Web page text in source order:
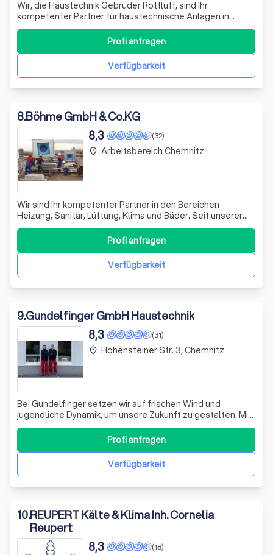
Wir, die Haustechnik Gebrüder Rottluff, sind Ihr
kompetenter Partner für haustechnische Anlagen in
Chemnitz. Mit über 100 Jahren Erfahrung kombinieren wir
traditionelles Handwerk mit innovativen und nachhaltigen
Lösungen. Unser engagiertes Team aus Fachleuten plant
und installiert moderne Heizungsan
Verfügbarkeit
Profi anfragen
8.Böhme GmbH & Co.KG
(32)
8,3
Wir sind Ihr kompetenter Partner in den Bereichen
Heizung, Sanitär, Lüftung, Klima und Bäder. Seit unserer
Gründung im März 1990 haben wir uns einen
hervorragenden Ruf erarbeitet, der auf Qualität und
Zuverlässigkeit basiert. Unsere Expertise erstreckt sich
über eine Vielzahl von Projekten, von Einf
Verfügbarkeit
Profi anfragen
place Arbeitsbereich Chemnitz
9.Gundelfinger GmbH Haustechnik
(31)
8,3
Bei Gundelfinger setzen wir auf frischen Wind und
jugendliche Dynamik, um unsere Zukunft zu gestalten. Mit
Stolz dürfen wir unsere beiden neuen Azubis, Tim Hietel
und Tim Elbel, vorstellen, die beide nicht nur durch ihre
Namen, sondern auch durch ihr Engagement und ihre
Lernbereitschaft beeindrucken
Verfügbarkeit
Profi anfragen
place Hohensteiner Str. 3, Chemnitz
10.REUPERT Kälte & Klima Inh. Cornelia
Reupert
(18)
8,3